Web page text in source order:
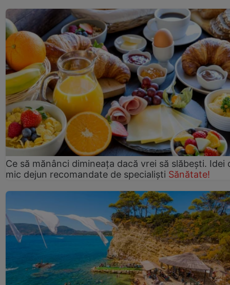
Ce să mănânci dimineața dacă vrei să slăbești. Idei
mic dejun recomandate de specialiști Sănătate!